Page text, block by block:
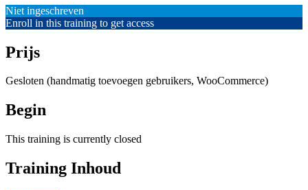
Niet ingeschreven
Enroll in this training to get access
Prijs
Gesloten (handmatig toevoegen gebruikers, WooCommerce)
Begin
This training is currently closed
Training Inhoud